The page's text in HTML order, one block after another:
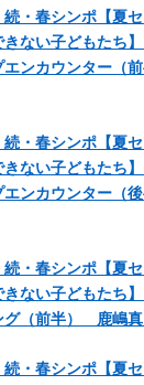
・春シンポ【夏
ない子どもたち
エンカウンター（
・春シンポ【夏
ない子どもたち
エンカウンター（
・春シンポ【夏
ない子どもたち
（前半） 鹿嶋真
・春シンポ【夏